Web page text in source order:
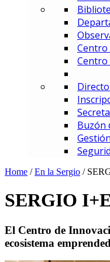
Centro
Centro
Buzón
Home /En la Sergio /
SERGIO
El Centro de
ecosistema